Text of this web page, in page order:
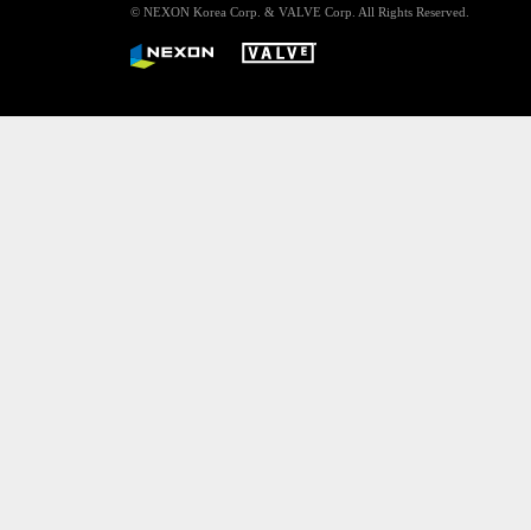
© NEXON Korea Corp. & VALVE Corp. All Rights Reserved.